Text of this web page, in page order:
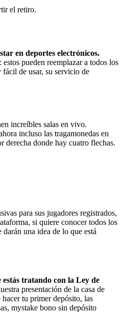
el retiro.
en deportes electrónicos.
pueden reemplazar a todos los
de usar, su servicio de
increíbles salas en vivo.
incluso las tragamonedas en
derecha donde hay cuatro flechas.
para sus jugadores registrados,
si quiere conocer todos los
una idea de lo que está
estás tratando con la Ley de
presentación de la casa de
tu primer depósito, las
mystake bono sin depósito